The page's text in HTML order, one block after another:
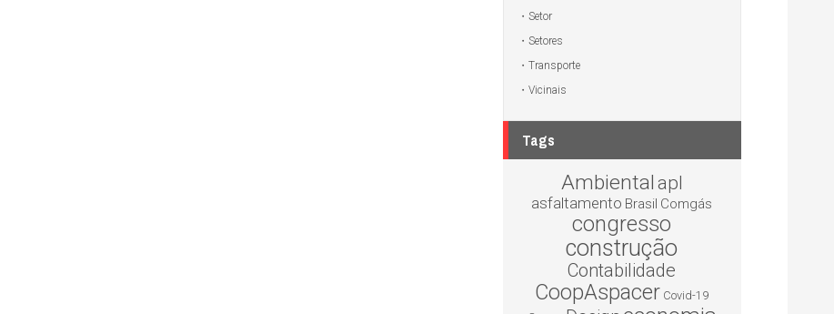
Setor
Setores
Transporte
Vicinais
Tags
Ambiental apl
asfaltamento Brasil Comgás
congresso
construção
Contabilidade
CoopAspacer Covid-19